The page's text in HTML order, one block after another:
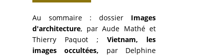
Au sommaire : dossier Images
d'architecture, par Aude Mathé et
Thierry Paquot ;Vietnam, les
images occultées, par Delphine